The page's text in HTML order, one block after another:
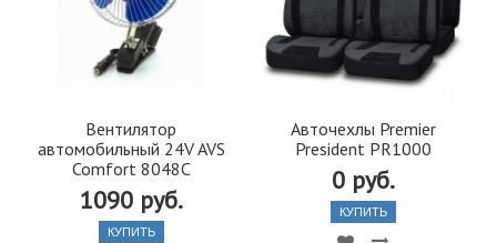
Вентилятор
автомобильный 24V AVS
Comfort 8048C
1090 руб.
КУПИТЬ
Авточехлы Premier
President PR1000
0 руб.
КУПИТЬ